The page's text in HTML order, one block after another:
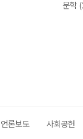
문학
언론보도 사회공헌